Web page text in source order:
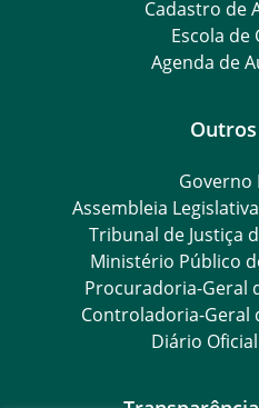
Cadastro de
Escola de
Agenda de
Governo
Assembleia
Tribunal de Justiça
Ministério Público
Procuradoria-Geral
Controladoria-Geral
Diário